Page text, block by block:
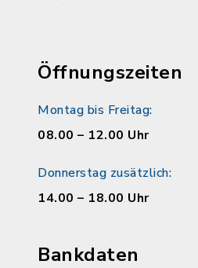
Öffnungszeiten
Montag bis Freitag:
08.00 – 12.00 Uhr
Donnerstag zusätzlich:
14.00 – 18.00 Uhr
Bankdaten